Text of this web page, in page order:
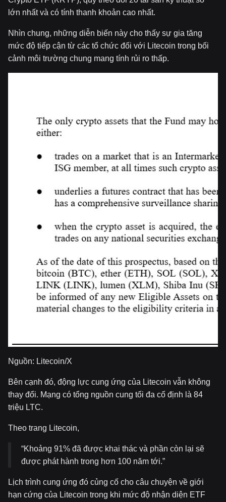
lớn nhất và có tính thanh khoản cao nhất.
Nhìn chung, những diễn biến này cho thấy sự gia tăng
mức độ tiếp cận từ các tổ chức đối với Litecoin trong bối
cảnh môi trường chung mang tính rủi ro thấp.
Nguồn: Litecoin/X
Bên cạnh đó, động lực cung ứng của Litecoin vẫn không
thay đổi. Mạng có tổng nguồn cung tối đa cố định là 84
triệu LTC.
Theo trang Litecoin,
“Khoảng 91% đã được khai thác và phần còn lại sẽ
được phát hành trong hơn 100 năm tới.”
Lịch trình cung ứng đó củng cố cho câu chuyện về giới
hạn cứng của Litecoin trong khi mức độ nhận diện ETF